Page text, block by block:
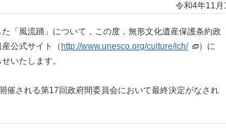
令和4年11月
「風流踊」について，この度，無形文化遺産保護条約政
公式サイト（ http://www.unesco.org/culture/ich/
）に
いたします。
催される第17回政府間委員会において最終決定がなされ